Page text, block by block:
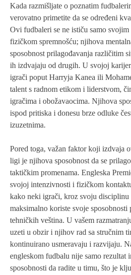
Kada razmišljate o poznatim
verovatno primetite da se određeni
Ovi fudbaleri se ne ističu samo
fizičkom spremnošću; njihova
sposobnost prilagođavanja različitim
ih izdvajaju od drugih. U svojoj
igrači poput Harryja Kanea ili
talent s radnom etikom i liderstvom,
igračima i obožavaocima. Njihova
ispod pritiska i donesu brze odluke
izuzetnima.
Pored toga, važan faktor koji izdvaja
ligi je njihova sposobnost da se
taktičkim promenama. Engleska
svojoj intenzivnosti i fizičkom
kako neki igrači, kroz svoju disciplinu
maksimalno koriste svoje sposobnosti
tehničkih veština. U vašem
uzeti u obzir i njihov rad sa stručnim
kontinuirano usmeravaju i razvijaju.
engleskom fudbalu nije samo rezultat
sposobnosti da radite u timu, što je